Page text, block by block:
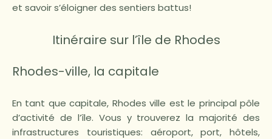
et savoir s’éloigner des sentiers battus!
Itinéraire sur l’île de Rhodes
Rhodes-ville, la capitale
En tant que capitale, Rhodes ville est le principal pôle
d’activité de l’île. Vous y trouverez la majorité des
infrastructures touristiques: aéroport, port, hôtels,